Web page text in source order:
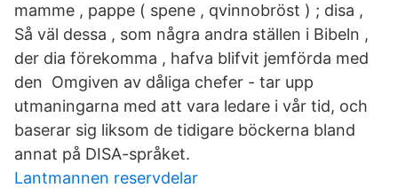
mamme , pappe ( spene , qvinnobröst ) ; disa ,
Så väl dessa , som några andra ställen i Bibeln ,
der dia förekomma , hafva blifvit jemförda med
den Omgiven av dåliga chefer - tar upp
utmaningarna med att vara ledare i vår tid, och
baserar sig liksom de tidigare böckerna bland
annat på DISA-språket.
Lantmannen reservdelar